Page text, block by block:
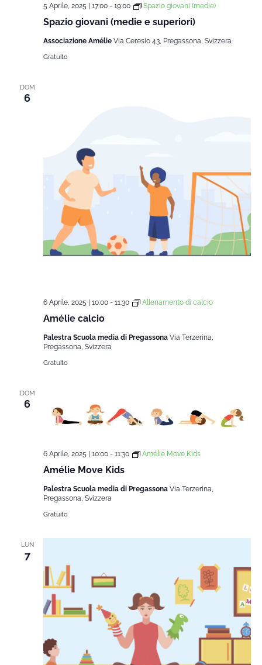
Spazio giovani (medie e superiori)
5 Aprile, 2025 | 17:00- 19:00 Spazio giovani (medie)
Associazione Amélie Via Ceresio 43, Pregassona, Svizzera
Gratuito
DOM
6
Amélie calcio
6 Aprile, 2025 | 10:00- 11:30 Allenamento di calcio
Palestra Scuola media di Pregassona Via Terzerina,
Pregassona, Svizzera
Gratuito
DOM
6
Amélie Move Kids
6 Aprile, 2025 | 10:00- 11:30 Amélie Move Kids
Palestra Scuola media di Pregassona Via Terzerina,
Pregassona, Svizzera
Gratuito
LUN
7